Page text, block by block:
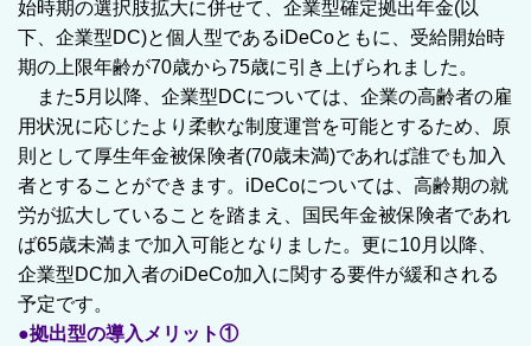
始時期の選択肢拡大に併せて、企業型確定拠出年金(以
下、企業型DC)と個人型であるiDeCoともに、受給開始時
期の上限年齢が70歳から75歳に引き上げられました。
また5月以降、企業型DCについては、企業の高齢者の雇
用状況に応じたより柔軟な制度運営を可能とするため、原
則として厚生年金被保険者(70歳未満)であれば誰でも加入
者とすることができます。iDeCoについては、高齢期の就
労が拡大していることを踏まえ、国民年金被保険者であれ
ば65歳未満まで加入可能となりました。更に10月以降、
企業型DC加入者のiDeCo加入に関する要件が緩和される
予定です。
●拠出型の導入メリット①